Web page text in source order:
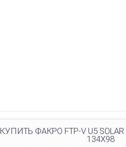
КУПИТЬ ФАКРО FTP-V U5
134Х98